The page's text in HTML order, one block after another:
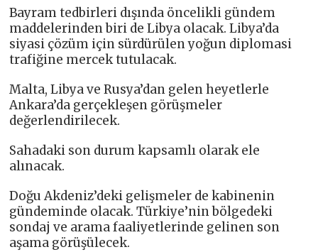
Bayram tedbirleri dışında öncelikli gündem
maddelerinden biri de Libya olacak. Libya’da
siyasi çözüm için sürdürülen yoğun diplomasi
trafiğine mercek tutulacak.
Malta, Libya ve Rusya’dan gelen heyetlerle
Ankara’da gerçekleşen görüşmeler
değerlendirilecek.
Sahadaki son durum kapsamlı olarak ele
alınacak.
Doğu Akdeniz’deki gelişmeler de kabinenin
gündeminde olacak. Türkiye’nin bölgedeki
sondaj ve arama faaliyetlerinde gelinen son
aşama görüşülecek.